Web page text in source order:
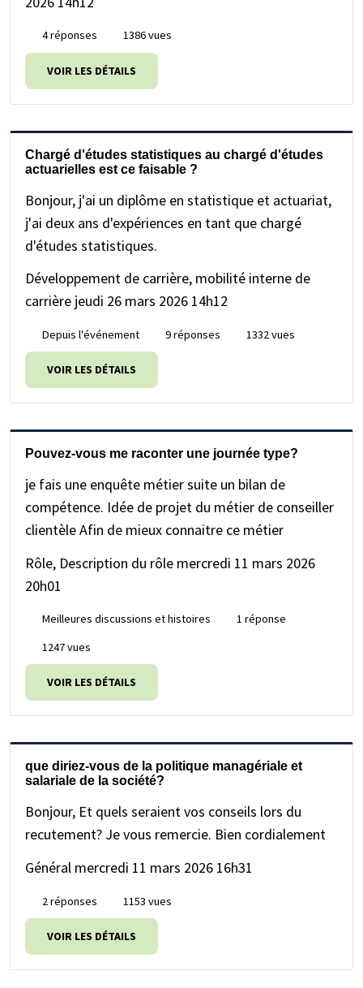
4 réponses 1386 vues
VOIR LES DÉTAILS
Chargé d'études statistiques au chargé d'études
actuarielles est ce faisable ?
Bonjour, j'ai un diplôme en statistique et actuariat,
j'ai deux ans d'expériences en tant que chargé
d'études statistiques.
Développement de carrière, mobilité interne de
carrière jeudi 26 mars 2026 14h12
Depuis l'événement 9 réponses 1332 vues
VOIR LES DÉTAILS
Pouvez-vous me raconter une journée type?
je fais une enquête métier suite un bilan de
compétence. Idée de projet du métier de conseiller
clientèle Afin de mieux connaitre ce métier
Rôle, Description du rôle mercredi 11 mars 2026
20h01
Meilleures discussions et histoires
1 réponse
1247 vues
VOIR LES DÉTAILS
que diriez-vous de la politique managériale et
salariale de la société?
Bonjour, Et quels seraient vos conseils lors du
recutement? Je vous remercie. Bien cordialement
Général mercredi 11 mars 2026 16h31
2 réponses 1153 vues
VOIR LES DÉTAILS